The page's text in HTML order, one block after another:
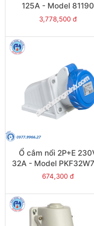
125A - Model 81190
3,778,500 đ
Ổ cắm nổi 2P+E
32A - Model
674,300 đ